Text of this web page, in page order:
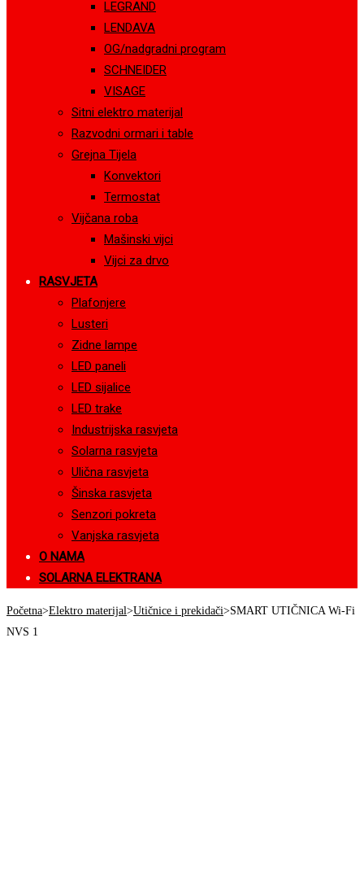
LEGRAND
LENDAVA
OG/nadgradni program
SCHNEIDER
VISAGE
Sitni elektro materijal
Razvodni ormari i table
Grejna Tijela
Konvektori
Termostat
Vijčana roba
Mašinski vijci
Vijci za drvo
RASVJETA
Plafonjere
Lusteri
Zidne lampe
LED paneli
LED sijalice
LED trake
Industrijska rasvjeta
Solarna rasvjeta
Ulična rasvjeta
Šinska rasvjeta
Senzori pokreta
Vanjska rasvjeta
O NAMA
SOLARNA ELEKTRANA
Početna>Elektro materijal>Utičnice i prekidači>SMART UTIČNICA Wi-Fi
NVS 1